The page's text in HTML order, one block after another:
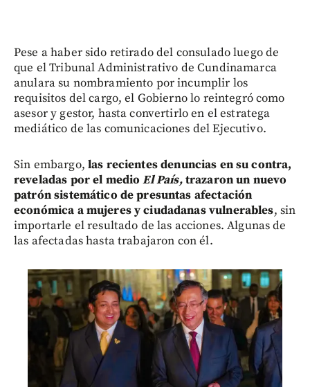
Pese a haber sido retirado del consulado luego de
que el Tribunal Administrativo de Cundinamarca
anulara su nombramiento por incumplir los
requisitos del cargo, el Gobierno lo reintegró como
asesor y gestor, hasta convertirlo en el estratega
mediático de las comunicaciones del Ejecutivo.
Sin embargo, las recientes denuncias en su contra,
reveladas por el medioEl País,trazaron un nuevo
patrón sistemático de presuntas afectación
económica a mujeres y ciudadanas vulnerables, sin
importarle el resultado de las acciones. Algunas de
las afectadas hasta trabajaron con él.